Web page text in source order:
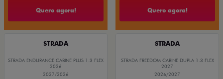
Quero agora! Quero agora!
STRADA
STRADA ENDURANCE CABINE PLUS 1.3 FLEX
2026
2027/2026
STRADA
STRADA FREEDOM CABINE DUPLA 1.3 FLEX
2027
2026/2027